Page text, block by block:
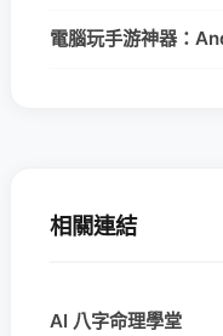
電腦玩手游神器：
相關連結
AI 八字命理學堂